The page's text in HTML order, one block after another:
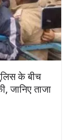
के बीच
जानिए ताजा